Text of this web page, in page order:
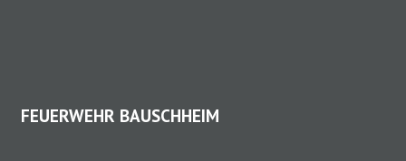
FEUERWEHR BAUSCHHEIM